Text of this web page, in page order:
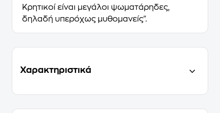
Κρητικοί είναι μεγάλοι ψωματάρηδες,
δηλαδή υπερόχως μυθομανείς".
Χαρακτηριστικά